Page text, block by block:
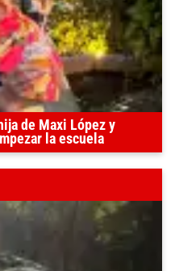
de Maxi López y
la escuela